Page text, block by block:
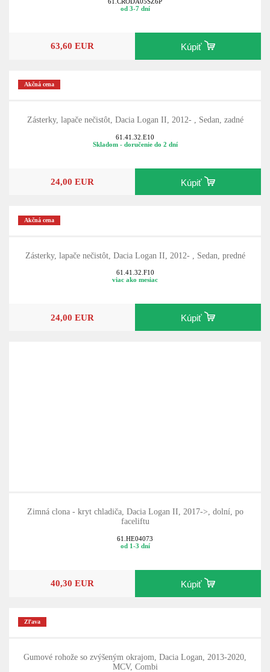
od 3-7 dní
63,60 EUR Kúpiť
Akčná cena
Zásterky, lapače nečistôt, Dacia Logan II, 2012- , Sedan, zadné
61.41.32.E10
Skladom - doručenie do 2 dní
24,00 EUR Kúpiť
Akčná cena
Zásterky, lapače nečistôt, Dacia Logan II, 2012- , Sedan, predné
61.41.32.F10
viac ako mesiac
24,00 EUR Kúpiť
Zimná clona - kryt chladiča, Dacia Logan II, 2017->, dolní, po
faceliftu
61.HE04073
od 1-3 dní
40,30 EUR Kúpiť
Zľava
Gumové rohože so zvýšeným okrajom, Dacia Logan, 2013-2020,
MCV, Combi